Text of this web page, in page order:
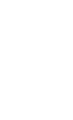
auf ihren Job
Alpen steckt
aus
hat . . .
Zach ihren
Buch Lust